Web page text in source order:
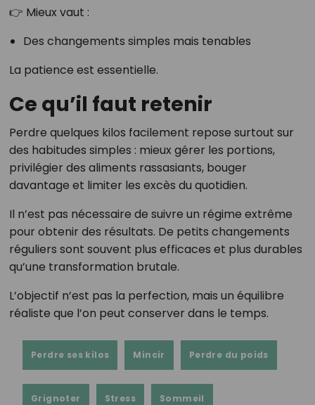
👉 Mieux vaut :
Des changements simples mais tenables
La patience est essentielle.
Ce qu’il faut retenir
Perdre quelques kilos facilement repose surtout sur
des habitudes simples : mieux gérer les portions,
privilégier des aliments rassasiants, bouger
davantage et limiter les excès du quotidien.
Il n’est pas nécessaire de suivre un régime extrême
pour obtenir des résultats. De petits changements
réguliers sont souvent plus efficaces et plus durables
qu’une transformation brutale.
L’objectif n’est pas la perfection, mais un équilibre
réaliste que l’on peut conserver dans le temps.
Perdre ses kilos Mincir Perdre du poids
Grignoter Stress Sommeil